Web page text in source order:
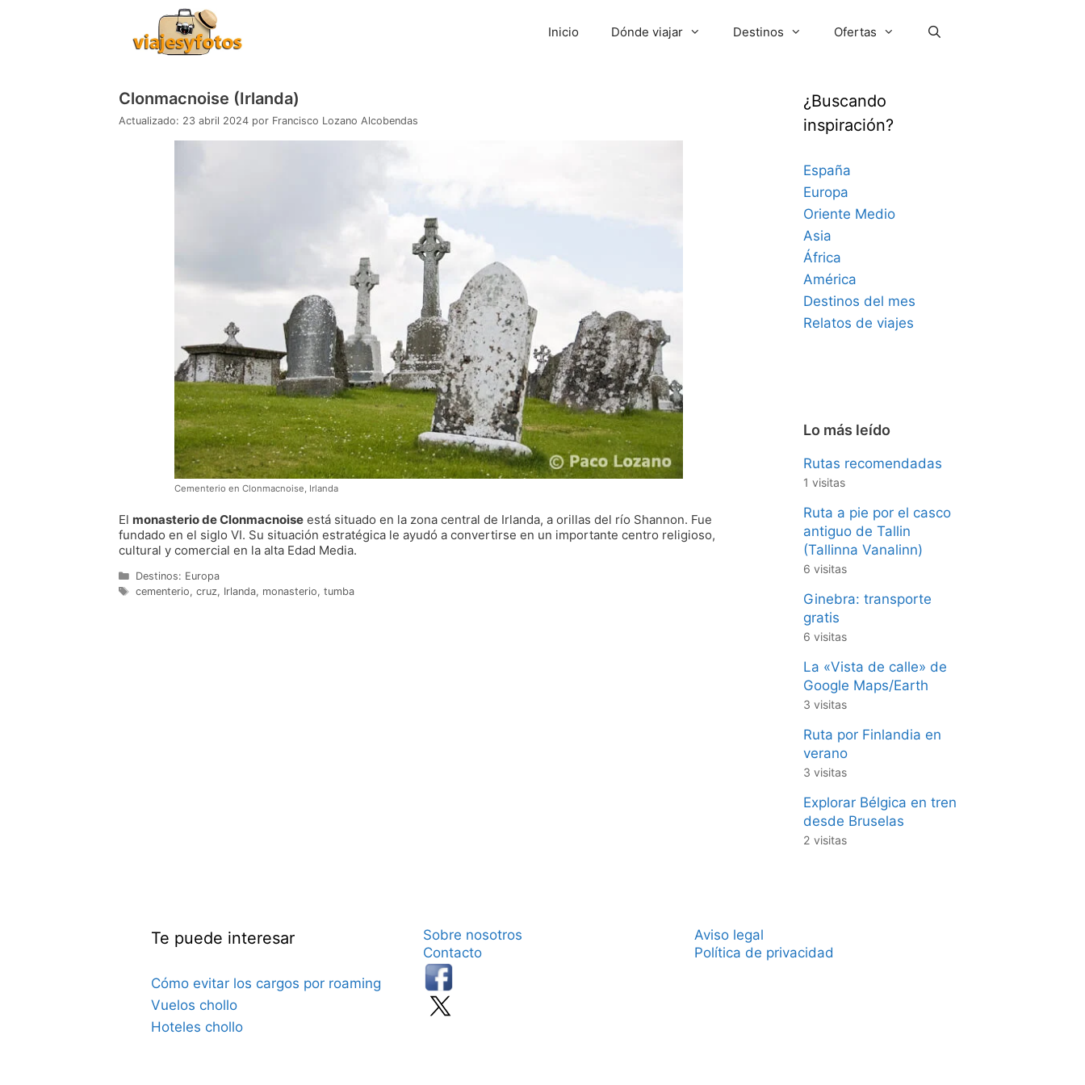
Inicio Dónde viajar Destinos Ofertas
Clonmacnoise (Irlanda)
23 abril 2024 por Francisco Lozano Alcobendas
Cementerio en Clonmacnoise, Irlanda
El monasterio de Clonmacnoise está situado en la zona central de Irlanda, a orillas del río Shannon. Fue
fundado en el siglo VI. Su situación estratégica le ayudó a convertirse en un importante centro religioso,
cultural y comercial en la alta Edad Media.
Categorías
Destinos: Europa
Etiquetas
cementerio, cruz, Irlanda, monasterio, tumba
¿Buscando
inspiración?
España
Europa
Oriente Medio
Asia
África
América
Destinos del mes
Relatos de viajes
Lo más leído
Rutas recomendadas
1 visitas
Ruta a pie por el casco
antiguo de Tallin
(Tallinna Vanalinn)
6 visitas
Ginebra: transporte
gratis
6 visitas
La «Vista de calle» de
Google Maps/Earth
3 visitas
Ruta por Finlandia en
verano
3 visitas
Explorar Bélgica en tren
desde Bruselas
2 visitas
Te puede interesar
Cómo evitar los cargos por roaming
Vuelos chollo
Hoteles chollo
Sobre nosotros
Contacto
Aviso legal
Política de privacidad